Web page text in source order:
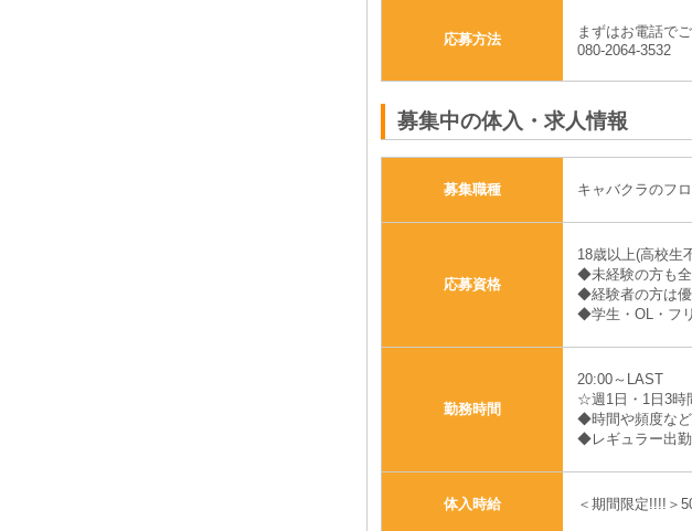
応募方法
まずはお電話で
080-2064-3532
募集中の体入・求人情報
募集職種 キャバクラのフ
応募資格
18歳以上(高校生
◆未経験の方も
◆経験者の方は
◆学生・OL・フ
勤務時間
20:00～LAST
☆週1日・1日3時
◆時間や頻度な
◆レギュラー出勤
体入時給 ＜期間限定!!!!＞